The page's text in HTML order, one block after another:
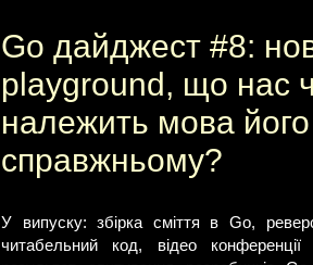
Go дайджест #8:
playground, що нас
належить мова його
справжньому?
У випуску: збірка сміття в Go,
читабельний код, відео